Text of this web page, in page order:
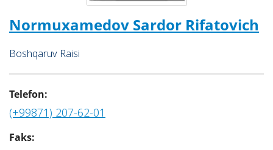
Normuxamedov Sardor Rifatovich
Boshqaruv Raisi
Telefon:
(+99871) 207-62-01
Faks: